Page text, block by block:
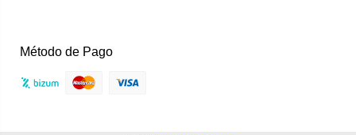
Método de Pago